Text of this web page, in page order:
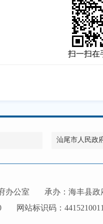
扫一扫在
汕尾市人民政
办公室
承办：海丰县
网站标识码：4415210011